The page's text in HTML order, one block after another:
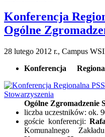
Konferencja
Ogólne
28 lutego 2012 r., Campus
Konferencja
Ogólne Zgromadzenie
liczba uczestników: ok.
goście konferencji:
Komunalnego